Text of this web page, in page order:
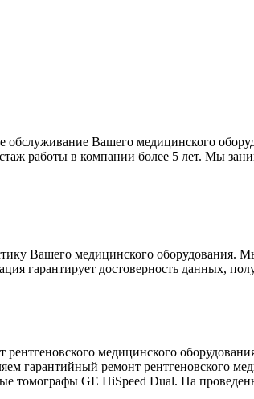
обслуживание Вашего медицинского
работы в компании более 5 лет. Мы
Вашего медицинского
гарантирует достоверность данных,
медицинского
гарантийный ремонт рентгеновского
томографы GE HiSpeed Dual. На